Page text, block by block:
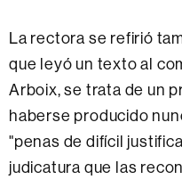
La rectora se refirió
que leyó un texto al
Arboix, se trata de un
haberse producido
"penas de difícil
judicatura que las